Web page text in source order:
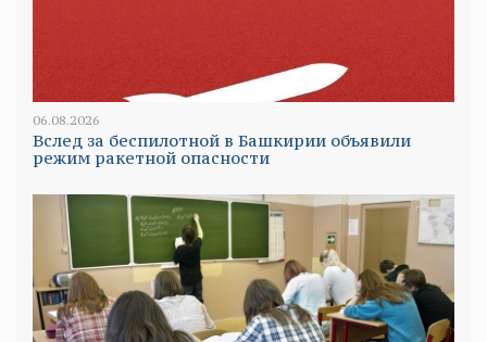
06.08.2026
Вслед за беспилотной в Башкирии объявили
режим ракетной опасности